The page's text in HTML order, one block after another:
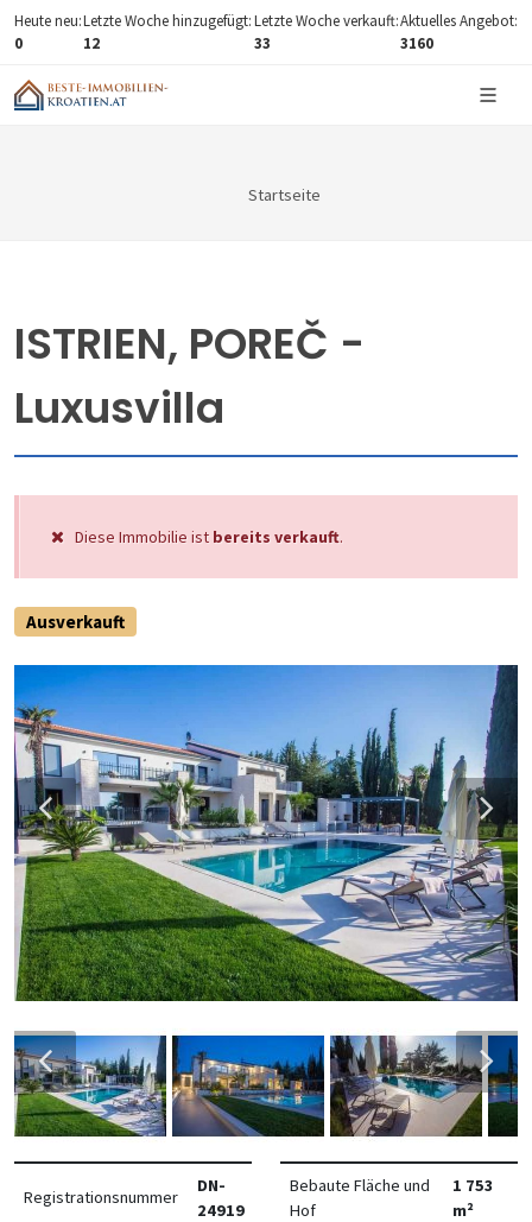
Heute neu:
0
Letzte Woche hinzugefügt:
12
Letzte Woche verkauft:
33
Aktuelles Angebot:
3160
Startseite
ISTRIEN, POREČ -
Luxusvilla
Diese Immobilie ist bereits verkauft.
Ausverkauft
Registrationsnummer
DN-
24919
Bebaute Fläche und
Hof
1 753
m²